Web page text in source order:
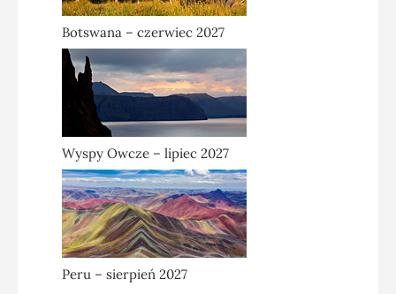
Botswana – czerwiec 2027
Wyspy Owcze – lipiec 2027
Peru – sierpień 2027